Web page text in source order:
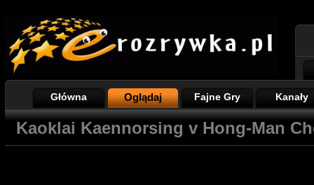
Główna Oglądaj Fajne Gry Kanały
Kaoklai Kaennorsing v Hong-Man